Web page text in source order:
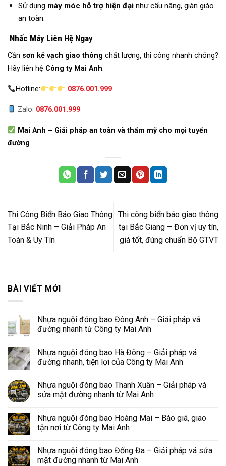
Sử dụng máy móc hỗ trợ hiện đạinhư cẩu nâng, giàn giáo
an toàn.
Nhấc Máy Liên Hệ Ngay
Cần sơn kẻ vạch giao thông chất lượng, thi công nhanh chóng?
Hãy liên hệ Công ty Mai Anh:
Hotline: 0876.001.999
Zalo: 0876.001.999
Mai Anh – Giải pháp an toàn và thẩm mỹ cho mọi tuyến
đường
Thi Công Biển Báo Giao Thông
Tại Bắc Ninh – Giải Pháp An
Toàn & Uy Tín
Thi công biển báo giao thông
tại Bắc Giang – Đơn vị uy tín,
giá tốt, đúng chuẩn Bộ GTVT
BÀI VIẾT MỚI
Nhựa nguội đóng bao Đông Anh – Giải pháp vá
đường nhanh từ Công ty Mai Anh
Nhựa nguội đóng bao Hà Đông – Giải pháp vá
đường nhanh, tiện lợi của Công ty Mai Anh
Nhựa nguội đóng bao Thanh Xuân – Giải pháp vá
sửa mặt đường nhanh từ Mai Anh
Nhựa nguội đóng bao Hoàng Mai – Báo giá, giao
tận nơi từ Công ty Mai Anh
Nhựa nguội đóng bao Đống Đa – Giải pháp vá sửa
mặt đường nhanh từ Mai Anh